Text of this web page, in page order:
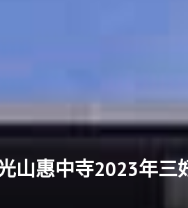
山惠中寺2023年三